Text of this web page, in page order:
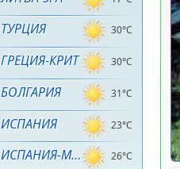
30°C
ТУРЦИЯ
30°C
ГРЕЦИЯ-КРИТ
31°C
БОЛГАРИЯ
23°C
ИСПАНИЯ
26°C
ИСПАНИЯ-МАЙОРКА